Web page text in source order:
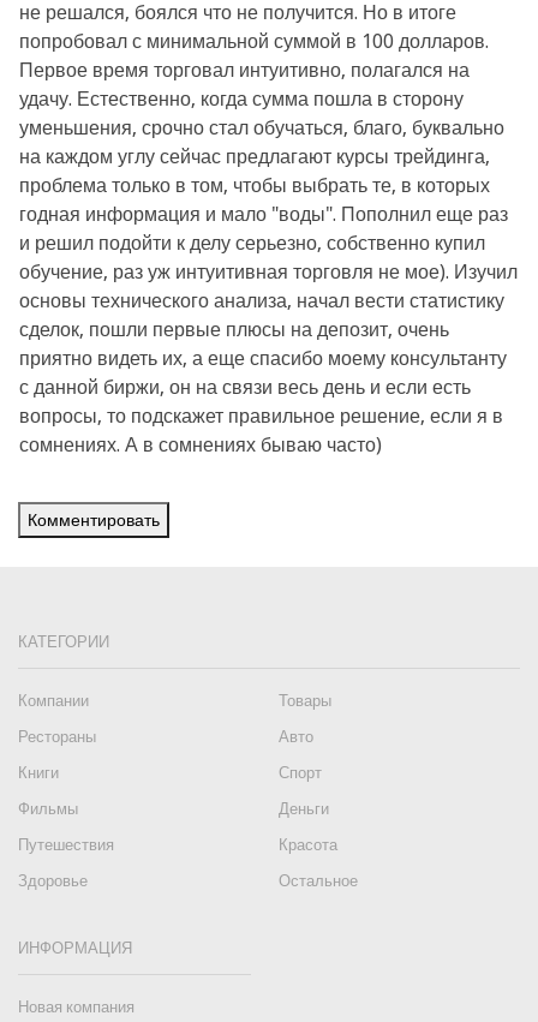
не решался, боялся что не получится. Но в итоге
попробовал с минимальной суммой в 100 долларов.
Первое время торговал интуитивно, полагался на
удачу. Естественно, когда сумма пошла в сторону
уменьшения, срочно стал обучаться, благо, буквально
на каждом углу сейчас предлагают курсы трейдинга,
проблема только в том, чтобы выбрать те, в которых
годная информация и мало "воды". Пополнил еще раз
и решил подойти к делу серьезно, собственно купил
обучение, раз уж интуитивная торговля не мое). Изучил
основы технического анализа, начал вести статистику
сделок, пошли первые плюсы на депозит, очень
приятно видеть их, а еще спасибо моему консультанту
с данной биржи, он на связи весь день и если есть
вопросы, то подскажет правильное решение, если я в
сомнениях. А в сомнениях бываю часто)
Комментировать
КАТЕГОРИИ
Компании
Товары
Рестораны
Авто
Книги
Спорт
Фильмы
Деньги
Путешествия
Красота
Здоровье
Остальное
ИНФОРМАЦИЯ
Новая компания